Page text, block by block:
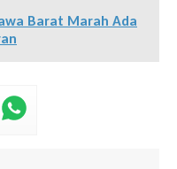
Barat Marah Ada